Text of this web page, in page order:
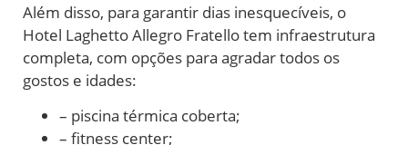
Além disso, para garantir dias inesquecíveis, o
Hotel Laghetto Allegro Fratello tem infraestrutura
completa, com opções para agradar todos os
gostos e idades:
– piscina térmica coberta;
– fitness center;